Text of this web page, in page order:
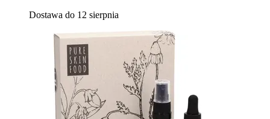
Dostawa do 12 sierpnia